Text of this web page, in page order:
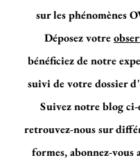
sur les phénomènes
Déposez votre
bénéficiez de notre
suivi de votre dossier
Suivez notre blog ci-
retrouvez-nous sur
formes, abonnez-vous